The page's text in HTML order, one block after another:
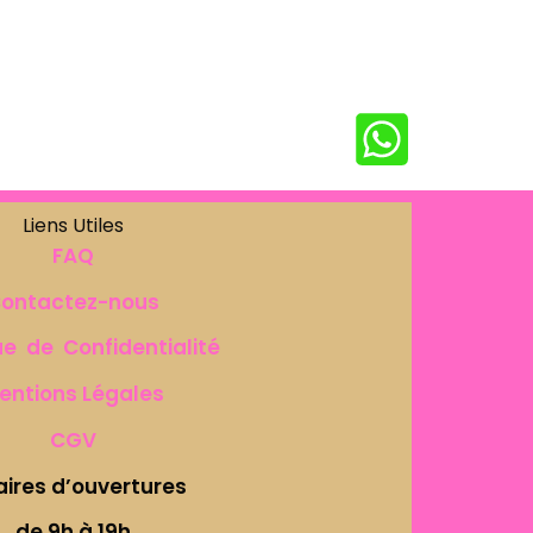
Liens Utiles
FAQ
nous
de Confidentialité
Légales
CGV
d’ouvertures